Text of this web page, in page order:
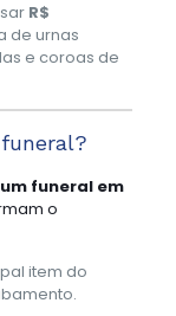
R$
de urnas
e coroas de
funeral em
o
item do